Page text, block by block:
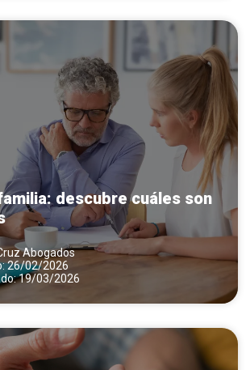
descubre cuáles son
Abogados
26/02/2026
19/03/2026